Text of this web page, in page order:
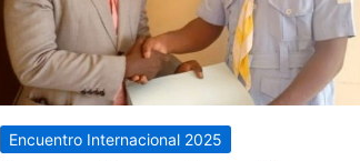
Encuentro Internacional 2025